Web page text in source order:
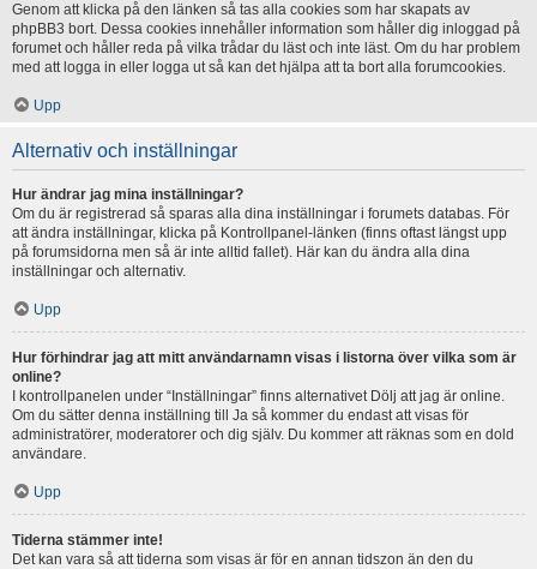
Genom att klicka på den länken så tas alla cookies som har skapats av
phpBB3 bort. Dessa cookies innehåller information som håller dig inloggad på
forumet och håller reda på vilka trådar du läst och inte läst. Om du har problem
med att logga in eller logga ut så kan det hjälpa att ta bort alla forumcookies.
Upp
Alternativ och inställningar
Hur ändrar jag mina inställningar?
Om du är registrerad så sparas alla dina inställningar i forumets databas. För
att ändra inställningar, klicka på Kontrollpanel-länken (finns oftast längst upp
på forumsidorna men så är inte alltid fallet). Här kan du ändra alla dina
inställningar och alternativ.
Upp
Hur förhindrar jag att mitt användarnamn visas i listorna över vilka som är
online?
I kontrollpanelen under “Inställningar” finns alternativet Dölj att jag är online.
Om du sätter denna inställning till Ja så kommer du endast att visas för
administratörer, moderatorer och dig själv. Du kommer att räknas som en dold
användare.
Upp
Tiderna stämmer inte!
Det kan vara så att tiderna som visas är för en annan tidszon än den du